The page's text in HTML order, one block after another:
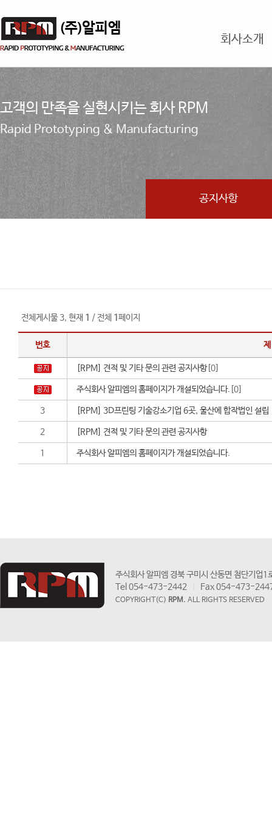
회사소개
고객의 만족을 실현시키는 회사 RPM
Rapid Prototyping & Manufacturing
공지사항
전체게시물 3, 현재 1 / 전체 1 페이지
번호
[RPM] 견적 및 기타 문의 관련 공지사항[0]
주식회사 알피엠의 홈페이지가 개설되었습니다. [0]
3 [RPM] 3D프린팅 기술강소기업 6곳, 울산에 합작법인 설립
2 [RPM] 견적 및 기타 문의 관련 공지사항
1 주식회사 알피엠의 홈페이지가 개설되었습니다.
주식회사 알피엠 경북 구미시 산동면 첨단기업
Tel 054-473-2442
Fax 054-473-
COPYRIGHT(C) RPM. ALL RIGHTS RESERVED